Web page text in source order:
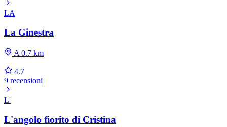
LA
La Ginestra
A 0.7 km
4.7
9 recensioni
L'
L'angolo fiorito di Cristina